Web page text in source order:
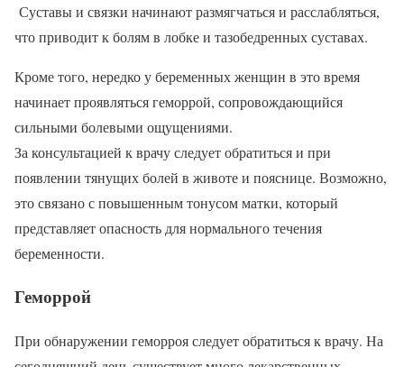
Суставы и связки начинают размягчаться и расслабляться,
что приводит к болям в лобке и тазобедренных суставах.
Кроме того, нередко у беременных женщин в это время
начинает проявляться геморрой, сопровождающийся
сильными болевыми ощущениями.
За консультацией к врачу следует обратиться и при
появлении тянущих болей в животе и пояснице. Возможно,
это связано с повышенным тонусом матки, который
представляет опасность для нормального течения
беременности.
Геморрой
При обнаружении геморроя следует обратиться к врачу. На